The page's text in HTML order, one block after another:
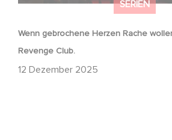
SERIEN
Wenn gebrochene Herzen Rache
Revenge Club.
12 Dezember 2025